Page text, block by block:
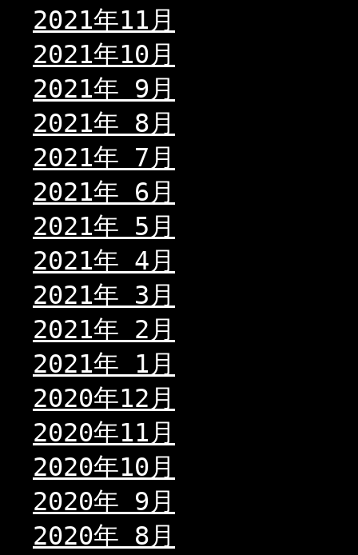
2021年11月
2021年10月
2021年 9月
2021年 8月
2021年 7月
2021年 6月
2021年 5月
2021年 4月
2021年 3月
2021年 2月
2021年 1月
2020年12月
2020年11月
2020年10月
2020年 9月
2020年 8月